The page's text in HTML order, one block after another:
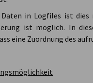
in Logfiles ist dies
ist möglich. In
eine Zuordnung des